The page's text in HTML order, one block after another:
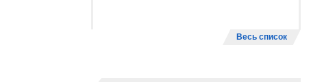
Весь список